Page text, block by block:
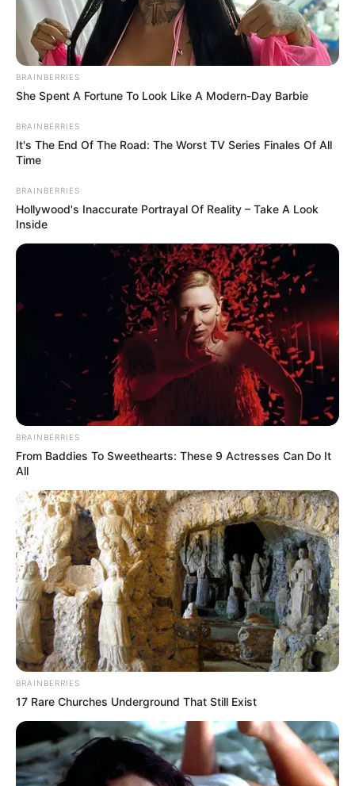
BRAINBERRIES
She Spent A Fortune To Look Like A Modern-Day Barbie
BRAINBERRIES
It's The End Of The Road: The Worst TV Series Finales Of All
Time
BRAINBERRIES
Hollywood's Inaccurate Portrayal Of Reality – Take A Look
Inside
BRAINBERRIES
From Baddies To Sweethearts: These 9 Actresses Can Do It
All
BRAINBERRIES
17 Rare Churches Underground That Still Exist